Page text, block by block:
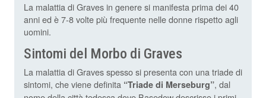
La malattia di Graves in genere si manifesta prima dei 40
anni ed è 7-8 volte più frequente nelle donne rispetto agli
uomini.
Sintomi del Morbo di Graves
La malattia di Graves spesso si presenta con una triade di
sintomi, che viene definita “Triade di Merseburg”, dal